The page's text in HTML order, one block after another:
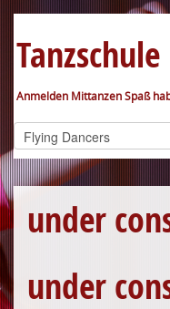
Anmelden Mittanzen Spaß
under
under